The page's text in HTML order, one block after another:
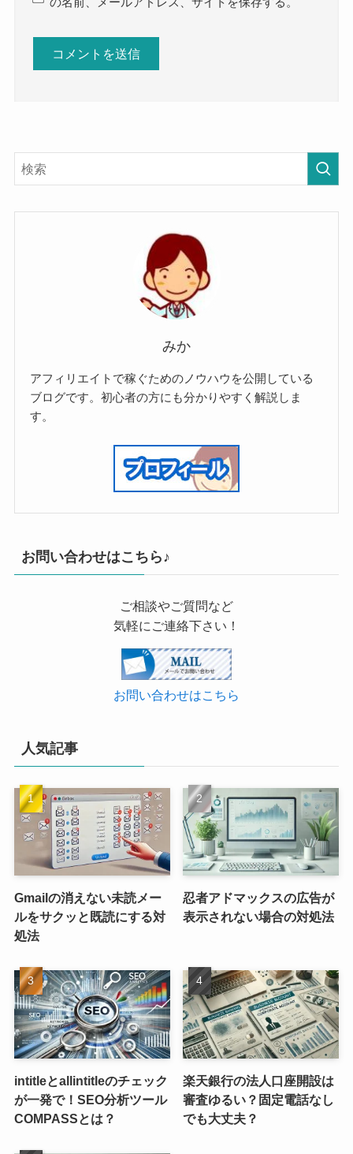
みか
アフィリエイトで稼ぐためのノウハウを公開している
ブログです。初心者の方にも分かりやすく解説しま
す。
お問い合わせはこちら♪
ご相談やご質問など
気軽にご連絡下さい！
お問い合わせはこちら
人気記事
Gmailの消えない未読メー
ルをサクッと既読にする対
処法
忍者アドマックスの広告が
表示されない場合の対処法
intitleとallintitleのチェック
が一発で！SEO分析ツール
COMPASSとは？
楽天銀行の法人口座開設は
審査ゆるい？固定電話なし
でも大丈夫？